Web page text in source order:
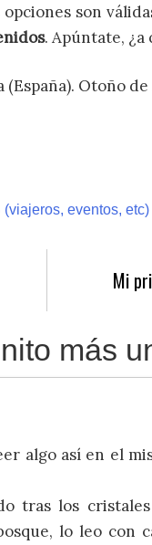
son
. Apúntate, ¿a
Otoño de
(viajeros, eventos, etc)
Mi
más
algo así en el
tras los
lo leo con